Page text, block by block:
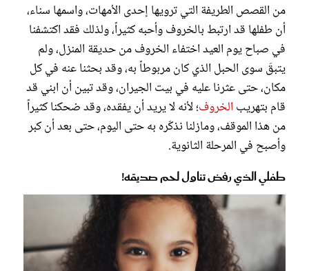
من القصص الطريفة التي ترويها إحدى الأمهات، واسمها سناء،
أن طفلها قد ارتبط بالخروف وأحبه كثيراً، ولذلك فقد اكتشفنا
في صباح يوم العيد اختفاء الخروف من حديقة المنزل، ولم
يتبقَ سوى الحبل الذي كان مربوطاً به، وقد بحثنا عنه في كل
مكان، حتى عثرنا عليه في بيت الجيران، وقد تبين أن ابني قد
قام بتهريب الخروف؛ لأنه لا يريد أن يفقده، وقد ضحكنا كثيراً
من هذا الموقف، ومازلنا نذكّره به حتى اليوم، حتى بعد أن كبر
وأصبح في المرحلة الثانوية.
طفلي الذي رفض تناول لحم صديقه!